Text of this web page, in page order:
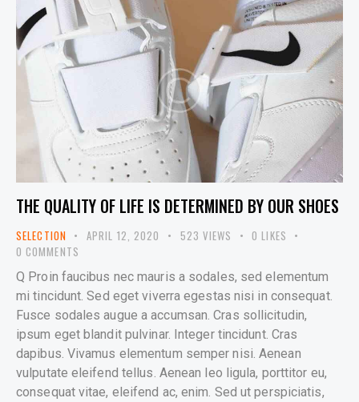
THE QUALITY OF LIFE IS DETERMINED BY OUR SHOES
SELECTION APRIL 12, 2020 523 VIEWS 0 LIKES
0 COMMENTS
Q Proin faucibus nec mauris a sodales, sed elementum
mi tincidunt. Sed eget viverra egestas nisi in consequat.
Fusce sodales augue a accumsan. Cras sollicitudin,
ipsum eget blandit pulvinar. Integer tincidunt. Cras
dapibus. Vivamus elementum semper nisi. Aenean
vulputate eleifend tellus. Aenean leo ligula, porttitor eu,
consequat vitae, eleifend ac, enim. Sed ut perspiciatis,